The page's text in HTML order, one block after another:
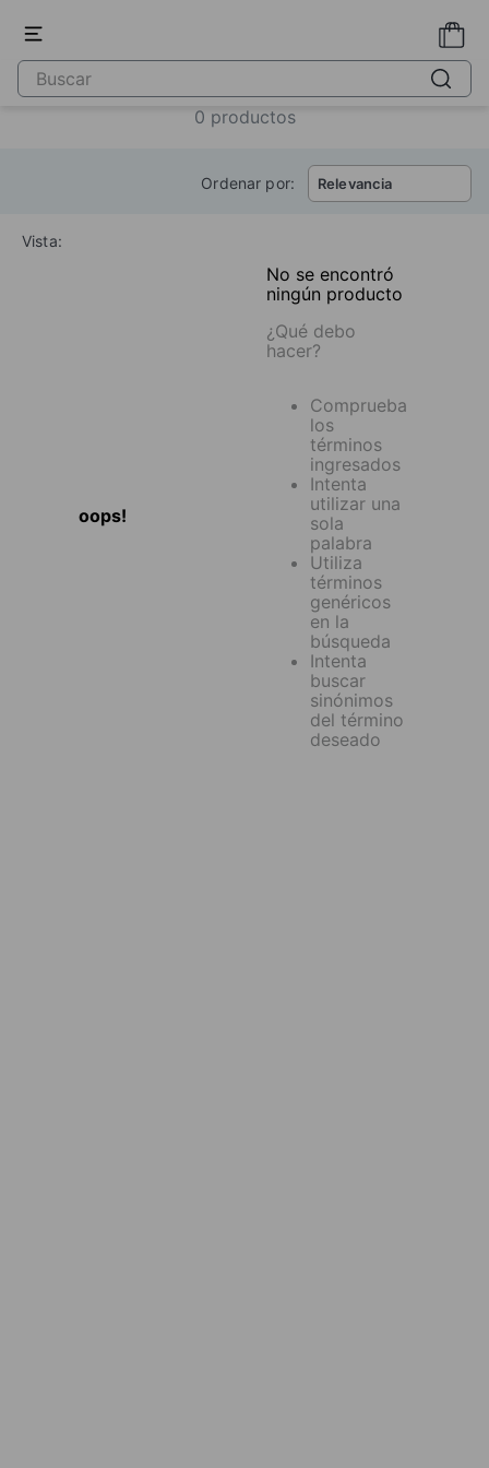
0 productos
Ordenar por: Relevancia
Vista:
oops!
No se encontró
ningún producto
¿Qué debo
hacer?
Comprueba
los
términos
ingresados
Intenta
utilizar una
sola
palabra
Utiliza
términos
genéricos
en la
búsqueda
Intenta
buscar
sinónimos
del término
deseado